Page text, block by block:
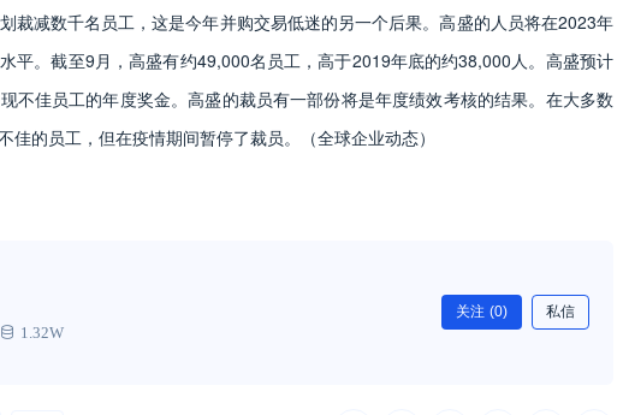
裁减数千名员工，这是今年并购交易低迷的另一个后果。高盛的人员将在2023年
平。截至9月，高盛有约49,000名员工，高于2019年底的约38,000人。高盛预计
不佳员工的年度奖金。高盛的裁员有一部份将是年度绩效考核的结果。在大多数
的员工，但在疫情期间暂停了裁员。（全球企业动态）
1.32W
关注 (0) 私信